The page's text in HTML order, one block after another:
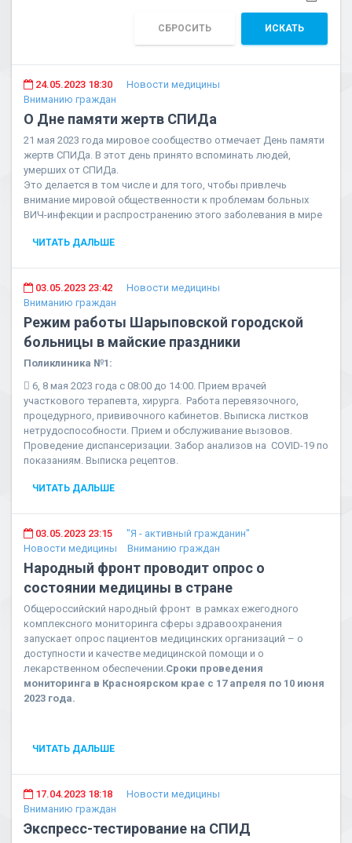
СБРОСИТЬ ИСКАТЬ
24.05.2023 18:30
Новости медицины
Вниманию граждан
О Дне памяти жертв СПИДа
21 мая 2023 года мировое сообщество отмечает День памяти
жертв СПИДа. В этот день принято вспоминать людей,
умерших от СПИДа.
Это делается в том числе и для того, чтобы привлечь
внимание мировой общественности к проблемам больных
ВИЧ-инфекции и распространению этого заболевания в мире
ЧИТАТЬ ДАЛЬШЕ
03.05.2023 23:42
Новости медицины
Вниманию граждан
Режим работы Шарыповской городской
больницы в майские праздники
Поликлиника №1:
 6, 8 мая 2023 года с 08:00 до 14:00. Прием врачей
участкового терапевта, хирурга. Работа перевязочного,
процедурного, прививочного кабинетов. Выписка листков
нетрудоспособности. Прием и обслуживание вызовов.
Проведение диспансеризации. Забор анализов на COVID-19 по
показаниям. Выписка рецептов.
ЧИТАТЬ ДАЛЬШЕ
03.05.2023 23:15
"Я - активный гражданин"
Новости медицины
Вниманию граждан
Народный фронт проводит опрос о
состоянии медицины в стране
Общероссийский народный фронт в рамках ежегодного
комплексного мониторинга сферы здравоохранения
запускает опрос пациентов медицинских организаций – о
доступности и качестве медицинской помощи и о
лекарственном обеспечении.Сроки проведения
мониторинга в Красноярском крае с 17 апреля по 10 июня
2023 года.
ЧИТАТЬ ДАЛЬШЕ
17.04.2023 18:18
Новости медицины
Вниманию граждан
Экспресс-тестирование на СПИД